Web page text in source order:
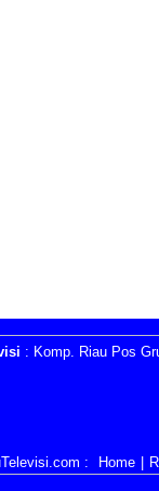
: Komp. Riau Pos
: Home